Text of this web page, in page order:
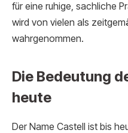
für eine ruhige, sachliche
wird von vielen als
wahrgenommen.
Die Bedeutung
heute
Der Name Castell ist bis